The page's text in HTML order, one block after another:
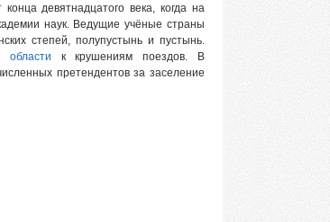
девятнадцатого века, когда на
наук. Ведущие учёные страны
степей, полупустынь и пустынь.
области к крушениям поездов. В
претендентов за заселение